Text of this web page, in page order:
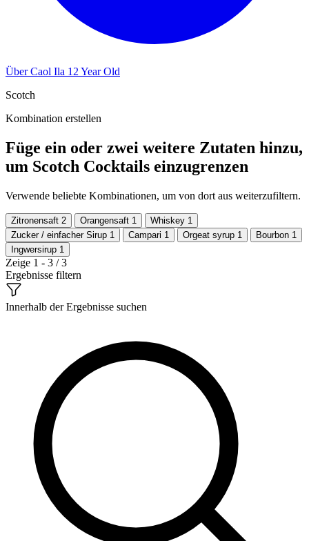
Über Caol Ila 12 Year Old
Scotch
Kombination erstellen
Füge ein oder zwei weitere Zutaten hinzu,
um Scotch Cocktails einzugrenzen
Verwende beliebte Kombinationen, um von dort aus weiterzufiltern.
Zitronensaft 2 Orangensaft 1 Whiskey 1
Zucker / einfacher Sirup 1 Campari 1 Orgeat syrup 1 Bourbon 1
Ingwersirup 1
Zeige 1 - 3 / 3
Ergebnisse filtern
Innerhalb der Ergebnisse suchen